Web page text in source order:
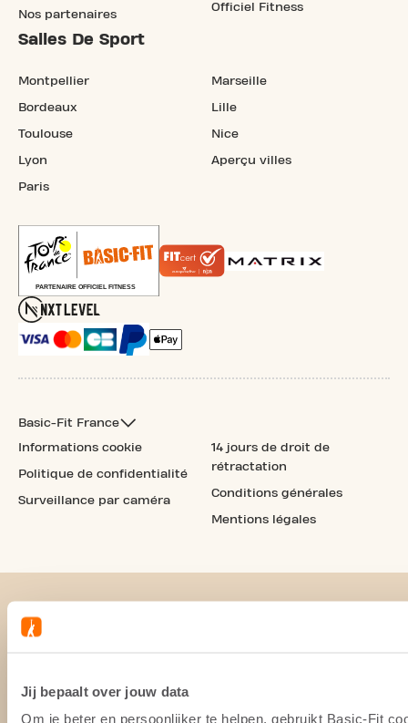
Jij bepaalt over jouw data
Om je beter en persoonlijker te helpen, gebruikt Basic-Fit
Nos partenaires
Officiel Fitness
Salles De Sport
Montpellier
Bordeaux
Toulouse
Lyon
Paris
Marseille
Lille
Nice
Aperçu villes
Basic-Fit France
Informations cookie
Politique de confidentialité
Surveillance par caméra
14 jours de droit de
rétractation
Conditions générales
Mentions légales